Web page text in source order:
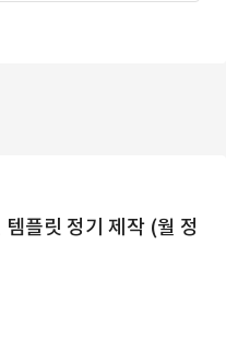
플릿 정기 제작 (월 정